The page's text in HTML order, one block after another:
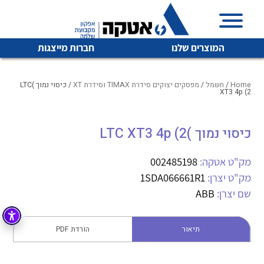
המוצרים שלנו חברות מייצגות
איכות | שרות | זמינות
והפצה של מוצרי
מיתוג, בקרה , ואינסטלציה חשמלית ופעילה ב7 תחומים:
חשמל מיתוג ואינסטלציה חשמלית
בקרה
זיווד
לכל מוצרי היצרן
לכל מוצרי היצרן לכל מוצרי היצרן
Home
/ חשמל / מפסקים יצוקים סידרת TIMAX וסידרת XT / כיסוי נמוך )LTC
XT3 4p (2
כיסוי נמוך )LTC XT3 4p (2
מק"ט אטקה: 002485198
מק"ט יצרן: 1SDA066661R1
שם יצרן: ABB
תיאור הורדת PDF